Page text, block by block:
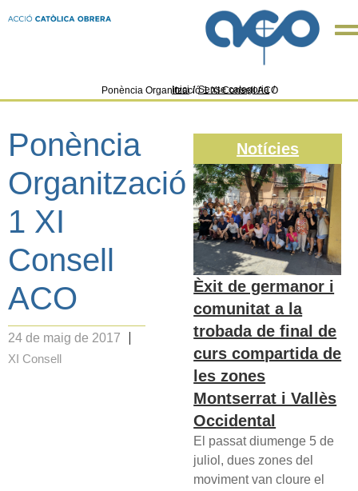
Inici / Sense categoria /
Ponència Organització 1 XI Consell ACO
Ponència
Organització
1 XI
Consell
ACO
24 de maig de 2017
XI Consell
Notícies
Èxit de germanor i
comunitat a la
trobada de final de
curs compartida de
les zones
Montserrat i Vallès
Occidental
El passat diumenge 5 de
juliol, dues zones del
moviment van cloure el